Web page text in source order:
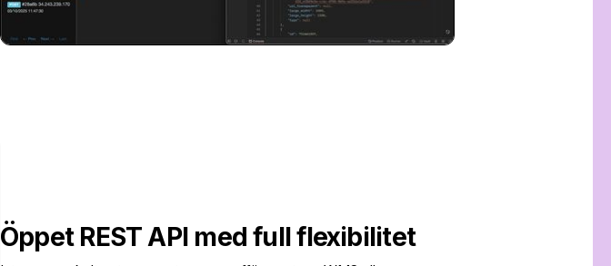
Öppet REST API med full flexibilitet